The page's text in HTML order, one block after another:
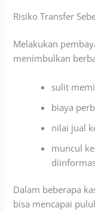
Risiko Transfer
Melakukan
menimbulkan
sulit
biaya
nilai jual
muncul
Dalam beberapa
bisa mencapai